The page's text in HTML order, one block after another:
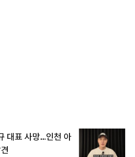
대표 사망…인천 아